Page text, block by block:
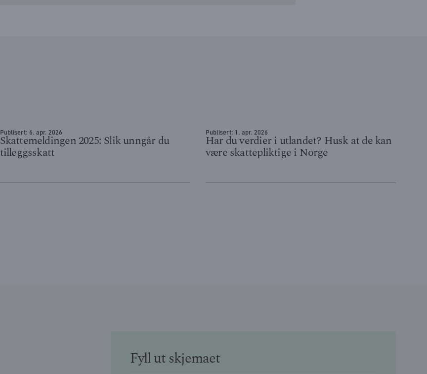
Publisert: 6. apr. 2026
Skattemeldingen 2025: Slik unngår du
tilleggsskatt
Publisert: 1. apr. 2026
Har du verdier i utlandet? Husk at de kan
være skattepliktige i Norge
Fyll ut skjemaet